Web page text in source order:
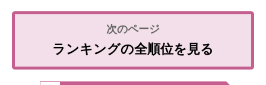
ランキングの全順位を見る